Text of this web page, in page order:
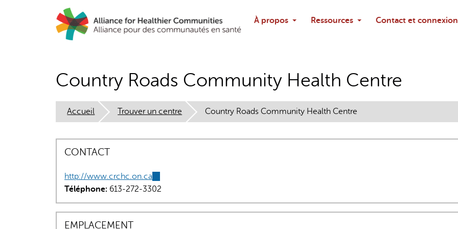
Poser une
À propos Ressources Contact et connexion
Country Roads Community Health Centre
Accueil Trouver un centre Country Roads Community Health Centre
CONTACT
http://www.crchc.on.ca
is
external)
Téléphone: 613-272-3302
EMPLACEMENT